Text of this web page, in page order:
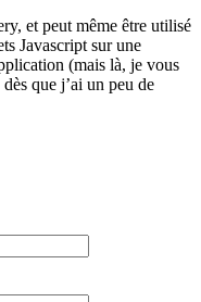
et peut même être utilisé
Javascript sur une
(mais là, je vous
que j’ai un peu de